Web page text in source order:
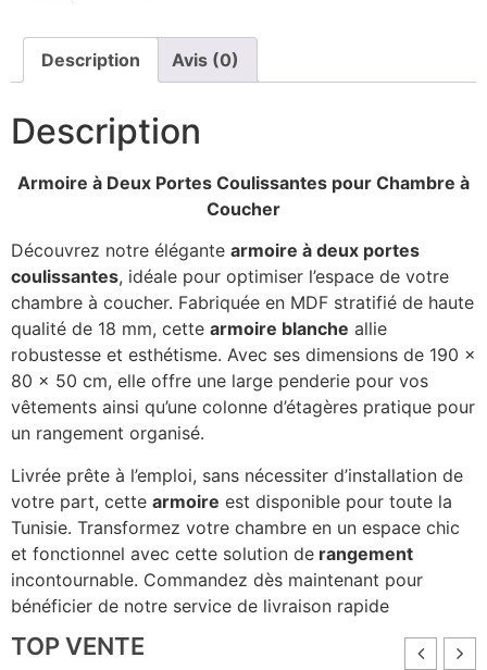
Description Avis (0)
Description
Armoire à Deux Portes Coulissantes pour Chambre à
Coucher
Découvrez notre élégante armoire à deux portes
coulissantes, idéale pour optimiser l’espace de votre
chambre à coucher. Fabriquée en MDF stratifié de haute
qualité de 18 mm, cette armoire blanche allie
robustesse et esthétisme. Avec ses dimensions de 190 x
80 x 50 cm, elle offre une large penderie pour vos
vêtements ainsi qu’une colonne d’étagères pratique pour
un rangement organisé.
Livrée prête à l’emploi, sans nécessiter d’installation de
votre part, cette armoire est disponible pour toute la
Tunisie. Transformez votre chambre en un espace chic
et fonctionnel avec cette solution de rangement
incontournable. Commandez dès maintenant pour
bénéficier de notre service de livraison rapide
TOP VENTE